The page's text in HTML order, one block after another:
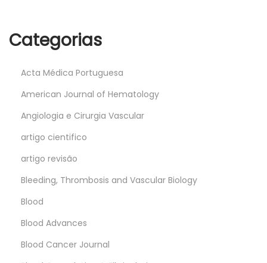
Categorias
Acta Médica Portuguesa
American Journal of Hematology
Angiologia e Cirurgia Vascular
artigo cientifico
artigo revisão
Bleeding, Thrombosis and Vascular Biology
Blood
Blood Advances
Blood Cancer Journal